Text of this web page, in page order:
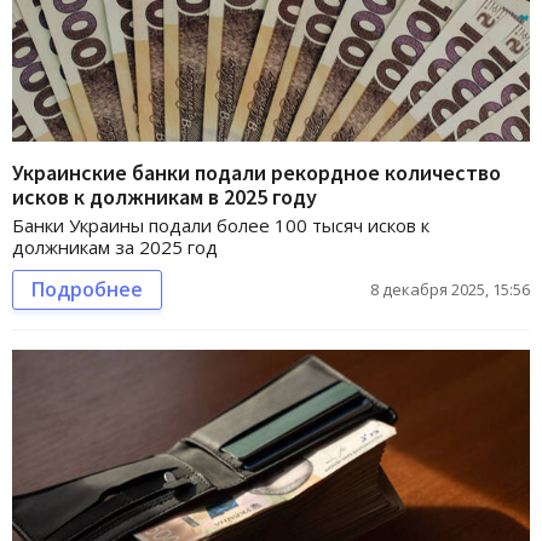
Украинские банки подали рекордное количество
исков к должникам в 2025 году
Банки Украины подали более 100 тысяч исков к
должникам за 2025 год
Подробнее 8 декабря 2025, 15:56